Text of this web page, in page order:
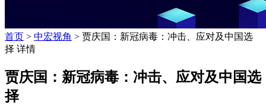
首页 > 中宏视角 > 贾庆国：新冠病毒：冲击、应对及中国选
择 详情
贾庆国：新冠病毒：冲击、应对及中国选
择